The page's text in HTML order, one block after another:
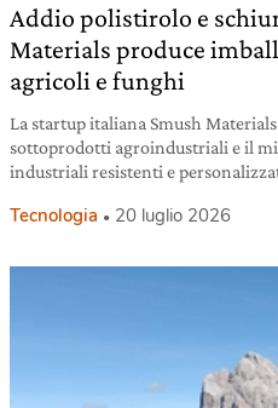
Addio polistirolo e
Materials produce
agricoli e funghi
La startup italiana Smush
sottoprodotti agroindustriali e il
industriali resistenti e
Tecnologia 20 luglio 2026